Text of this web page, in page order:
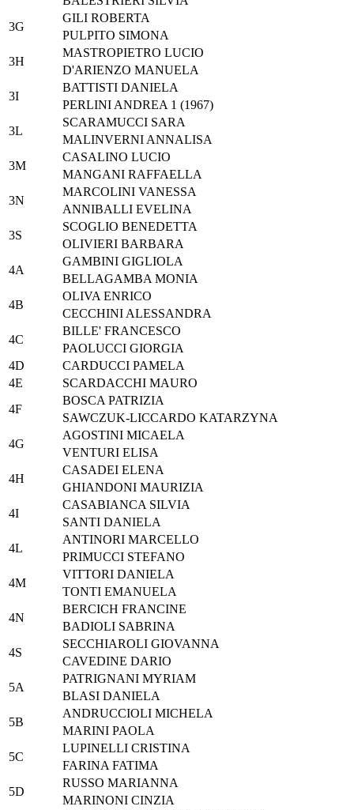
3G
GILI ROBERTA
PULPITO SIMONA
3H
MASTROPIETRO LUCIO
D'ARIENZO MANUELA
3I
BATTISTI DANIELA
PERLINI ANDREA 1 (1967)
3L
SCARAMUCCI SARA
MALINVERNI ANNALISA
3M
CASALINO LUCIO
MANGANI RAFFAELLA
3N
MARCOLINI VANESSA
ANNIBALLI EVELINA
3S
SCOGLIO BENEDETTA
OLIVIERI BARBARA
4A
GAMBINI GIGLIOLA
BELLAGAMBA MONIA
4B
OLIVA ENRICO
CECCHINI ALESSANDRA
4C
BILLE' FRANCESCO
PAOLUCCI GIORGIA
4D
CARDUCCI PAMELA
4E
SCARDACCHI MAURO
4F
BOSCA PATRIZIA
SAWCZUK-LICCARDO KATARZYNA
4G
AGOSTINI MICAELA
VENTURI ELISA
4H
CASADEI ELENA
GHIANDONI MAURIZIA
4I
CASABIANCA SILVIA
SANTI DANIELA
4L
ANTINORI MARCELLO
PRIMUCCI STEFANO
4M
VITTORI DANIELA
TONTI EMANUELA
4N
BERCICH FRANCINE
BADIOLI SABRINA
4S
SECCHIAROLI GIOVANNA
CAVEDINE DARIO
5A
PATRIGNANI MYRIAM
BLASI DANIELA
5B
ANDRUCCIOLI MICHELA
MARINI PAOLA
5C
LUPINELLI CRISTINA
FARINA FATIMA
5D
RUSSO MARIANNA
MARINONI CINZIA